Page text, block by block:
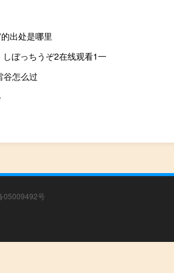
出处是哪里
ぼっちうぞ2在线观看1一
谷怎么过
05009492号